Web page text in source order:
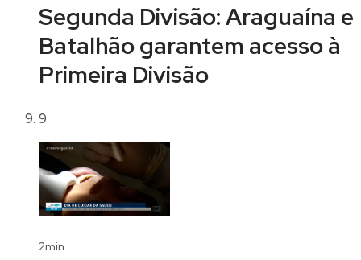
Segunda Divisão: Araguaína e
Batalhão garantem acesso à
Primeira Divisão
9
2min